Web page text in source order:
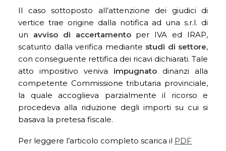
Il caso sottoposto all’attenzione dei giudici di
vertice trae origine dalla notifica ad una s.r.l. di
un avviso di accertamento per IVA ed IRAP,
scaturito dalla verifica mediante studi di settore,
con conseguente rettifica dei ricavi dichiarati. Tale
atto impositivo veniva impugnato dinanzi alla
competente Commissione tributaria provinciale,
la quale accoglieva parzialmente il ricorso e
procedeva alla riduzione degli importi su cui si
basava la pretesa fiscale.
Per leggere l’articolo completo scarica il PDF